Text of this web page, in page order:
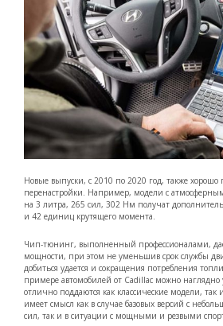
Новые выпуски, с 2010 по 2020 год, также хорошо
перенастройки. Например, модели с
на 3 литра, 265 сил, 302 Нм получат
и 42 единиц крутящего момента.
Чип-тюнинг, выполненный профессионалами,
мощности, при этом не уменьшив срок службы
добиться удается и сокращения потребления
примере автомобилей от Cadillac можно наглядно
отлично поддаются как классические модели,
имеет смысл как в случае базовых версий с
сил, так и в ситуации с мощными и резвыми